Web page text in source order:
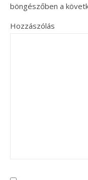
böngészőben a
Hozzászólás